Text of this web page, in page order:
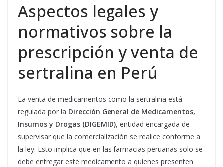
Aspectos legales y
normativos sobre la
prescripción y venta de
sertralina en Perú
La venta de medicamentos como la sertralina está
regulada por la Dirección General de Medicamentos,
Insumos y Drogas (DIGEMID), entidad encargada de
supervisar que la comercialización se realice conforme a
la ley. Esto implica que en las farmacias peruanas solo se
debe entregar este medicamento a quienes presenten